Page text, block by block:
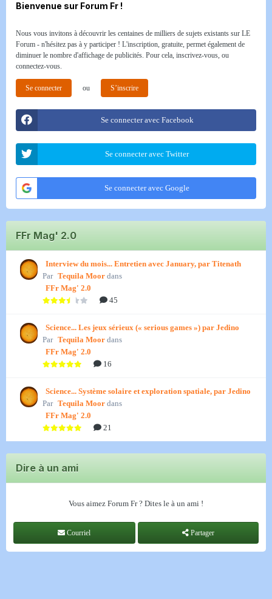
Bienvenue sur Forum Fr !
Nous vous invitons à découvrir les centaines de milliers de sujets existants sur LE
Forum - n'hésitez pas à y participer ! L'inscription, gratuite, permet également de
diminuer le nombre d'affichage de publicités. Pour cela, inscrivez-vous, ou
connectez-vous.
Se connecter ou S’inscrire
Se connecter avec Facebook
Se connecter avec Twitter
Se connecter avec Google
FFr Mag' 2.0
Interview du mois... Entretien avec January, par Titenath
Par Tequila Moor dans
FFr Mag' 2.0
45
Science... Les jeux sérieux (« serious games ») par Jedino
Par Tequila Moor dans
FFr Mag' 2.0
16
Science... Système solaire et exploration spatiale, par Jedino
Par Tequila Moor dans
FFr Mag' 2.0
21
Dire à un ami
Vous aimez Forum Fr ? Dites le à un ami !
Courriel Partager